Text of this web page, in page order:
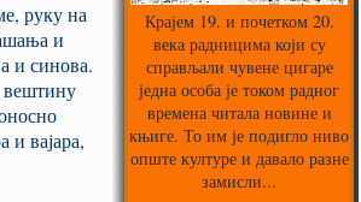
руку на
и
и синова.
вештину
и вајара,
Крајем 19. и почетком 20.
века радницима који су
справљали чувене цигаре
једна особа је током радног
времена читала новине и
књиге. То им је подигло ниво
опште културе и давало разне
замисли...